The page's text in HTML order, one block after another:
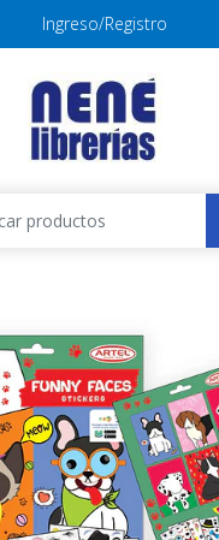
Ingreso/Registro